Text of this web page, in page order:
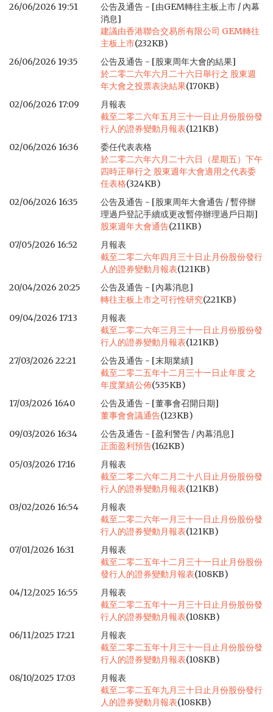
26/06/2026 19:51
公告及通告 - [由GEM轉往主板上市 / 內幕
消息]
建議由香港聯合交易所有限公司 GEM轉往
主板上市(232KB)
26/06/2026 19:35
公告及通告 - [股東周年大會的結果]
於二零二六年六月二十六日舉行之 股東週
年大會之投票表決結果(170KB)
02/06/2026 17:09
月報表
截至二零二六年五月三十一日止月份股份發
行人的證券變動月報表(121KB)
02/06/2026 16:36
委任代表表格
於二零二六年六月二十六日（星期五）下午
四時正舉行之 股東週年大會適用之代表委
任表格(324KB)
02/06/2026 16:35
公告及通告 - [股東周年大會通告 / 暫停辦
理過戶登記手續或更改暫停辦理過戶日期]
股東週年大會通告(211KB)
07/05/2026 16:52
月報表
截至二零二六年四月三十日止月份股份發行
人的證券變動月報表(121KB)
20/04/2026 20:25
公告及通告 - [內幕消息]
轉往主板上市之可行性研究(221KB)
09/04/2026 17:13
月報表
截至二零二六年三月三十一日止月份股份發
行人的證券變動月報表(121KB)
27/03/2026 22:21
公告及通告 - [末期業績]
截至二零二五年十二月三十一日止年度 之
年度業績公佈(535KB)
17/03/2026 16:40
公告及通告 - [董事會召開日期]
董事會會議通告(123KB)
09/03/2026 16:34
公告及通告 - [盈利警告 / 內幕消息]
正面盈利預告(162KB)
05/03/2026 17:16
月報表
截至二零二六年二月二十八日止月份股份發
行人的證券變動月報表(121KB)
03/02/2026 16:54
月報表
截至二零二六年一月三十一日止月份股份發
行人的證券變動月報表(121KB)
07/01/2026 16:31
月報表
截至二零二五年十二月三十一日止月份股份
發行人的證券變動月報表(108KB)
04/12/2025 16:55
月報表
截至二零二五年十一月三十日止月份股份發
行人的證券變動月報表(108KB)
06/11/2025 17:21
月報表
截至二零二五年十月三十一日止月份股份發
行人的證券變動月報表(108KB)
08/10/2025 17:03
月報表
截至二零二五年九月三十日止月份股份發行
人的證券變動月報表(108KB)